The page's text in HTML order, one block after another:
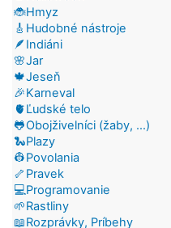
🐞Hmyz
🎸Hudobné nástroje
🪶Indiáni
🌸Jar
🍁Jeseň
🎉Karneval
🫀Ľudské telo
🐸Obojživelníci (žaby, ...)
🐍Plazy
👷Povolania
🦴Pravek
💻Programovanie
🌱Rastliny
📖Rozprávky, Príbehy